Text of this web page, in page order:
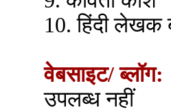
10. हिंदी लेखक
वेबसाइट/ ब्लॉग:
उपलब्ध नहीं